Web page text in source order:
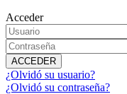
Acceder
¿Olvidó su usuario?
¿Olvidó su contraseña?